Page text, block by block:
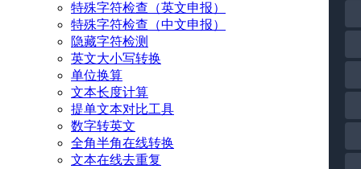
特殊字符检查（英文申报）
特殊字符检查（中文申报）
隐藏字符检测
英文大小写转换
单位换算
文本长度计算
提单文本对比工具
数字转英文
全角半角在线转换
文本在线去重复